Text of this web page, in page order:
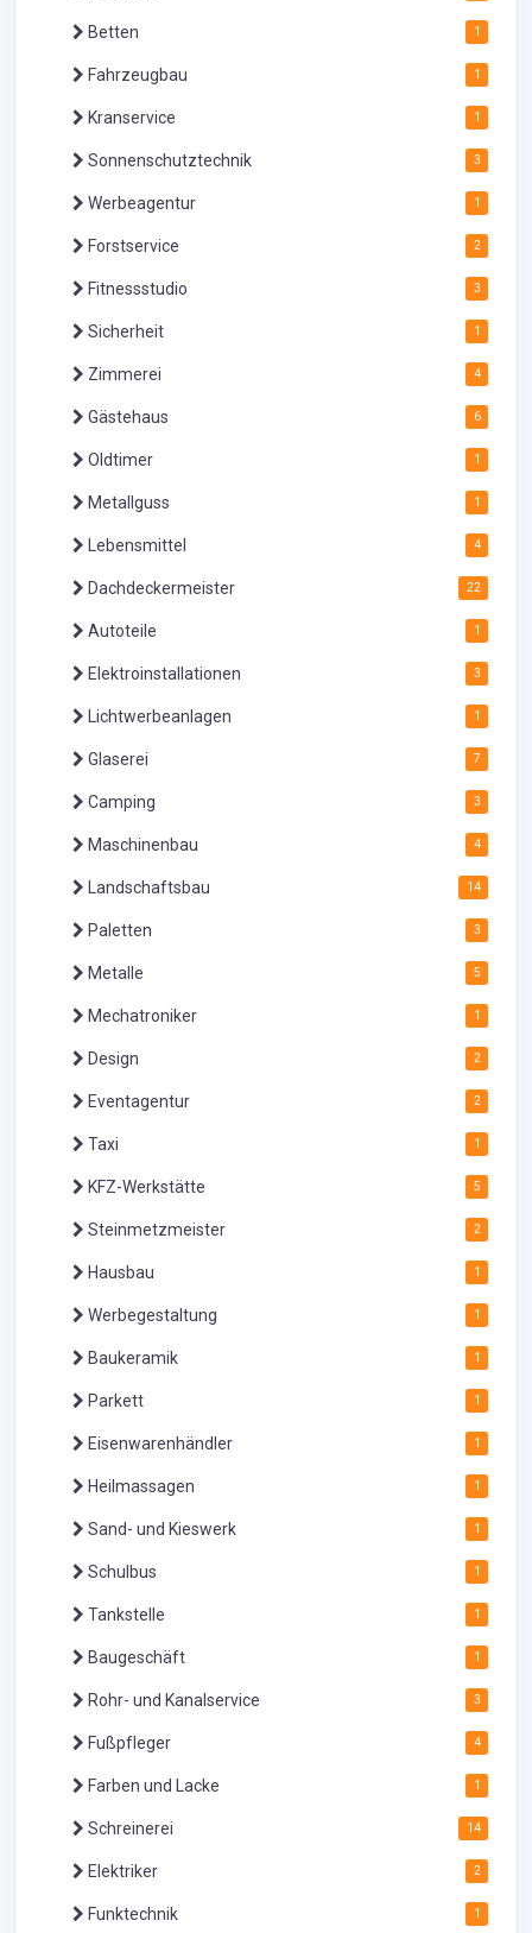
Betten 1
Fahrzeugbau 1
Kranservice 1
Sonnenschutztechnik 3
Werbeagentur 1
Forstservice 2
Fitnessstudio 3
Sicherheit 1
Zimmerei 4
Gästehaus 6
Oldtimer 1
Metallguss 1
Lebensmittel 4
Dachdeckermeister 22
Autoteile 1
Elektroinstallationen 3
Lichtwerbeanlagen 1
Glaserei 7
Camping 3
Maschinenbau 4
Landschaftsbau 14
Paletten 3
Metalle 5
Mechatroniker 1
Design 2
Eventagentur 2
Taxi 1
KFZ-Werkstätte 5
Steinmetzmeister 2
Hausbau 1
Werbegestaltung 1
Baukeramik 1
Parkett 1
Eisenwarenhändler 1
Heilmassagen 1
Sand- und Kieswerk 1
Schulbus 1
Tankstelle 1
Baugeschäft 1
Rohr- und Kanalservice 3
Fußpfleger 4
Farben und Lacke 1
Schreinerei 14
Elektriker 2
Funktechnik 1